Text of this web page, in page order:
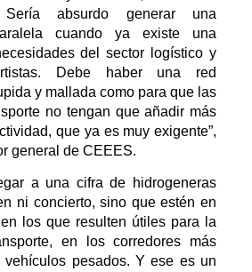
Sería absurdo generar una
cuando ya existe una
del sector logístico y
Debe haber una red
y mallada como para que las
no tengan que añadir más
que ya es muy exigente”,
general de CEEES.
a una cifra de hidrogeneras
ni concierto, sino que estén en
los que resulten útiles para la
en los corredores más
vehículos pesados. Y ese es un